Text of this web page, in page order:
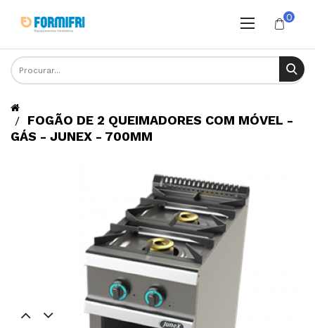
0
FOGÃO DE 2 QUEIMADORES COM MÓVEL -
GÁS - JUNEX - 700MM